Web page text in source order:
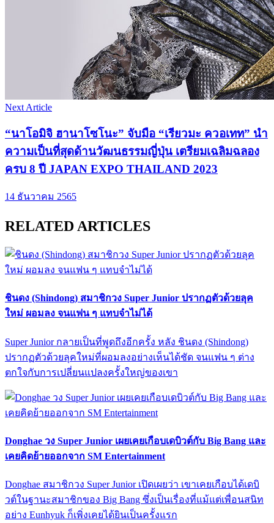
Next Article
“นาโอมิจิ ฮานาโซโนะ” จับมือ “เรียวมะ ควอเทท” นำ
ความเป็นที่สุดด้านวัฒนธรรมญี่ปุ่น เตรียมเฉลิมฉลอง
ครบ 8 ปี JAPAN EXPO THAILAND 2023
14 ธันวาคม 2565
RELATED ARTICLES
ชินดง (Shindong) สมาชิกวง Super Junior ปรากฏตัวด้วยลุค
ใหม่ ผอมลง จนแฟน ๆ แทบจำไม่ได้
Super Junior กลายเป็นที่พูดถึงอีกครั้ง หลัง ชินดง (Shindong)
ปรากฏตัวด้วยลุคใหม่ที่ผอมลงอย่างเห็นได้ชัด จนแฟน ๆ ต่าง
ตกใจกับการเปลี่ยนแปลงครั้งใหญ่ของเขา
Donghae วง Super Junior เผยเคยเกือบเดบิวต์กับ Big Bang และ
เคยคิดย้ายออกจาก SM Entertainment
Donghae สมาชิกวง Super Junior เปิดเผยว่า เขาเคยเกือบได้เดบิ
วต์ในฐานะสมาชิกของ Big Bang ซึ่งเป็นเรื่องที่แม้แต่เพื่อนสนิท
อย่าง Eunhyuk ก็เพิ่งเคยได้ยินเป็นครั้งแรก